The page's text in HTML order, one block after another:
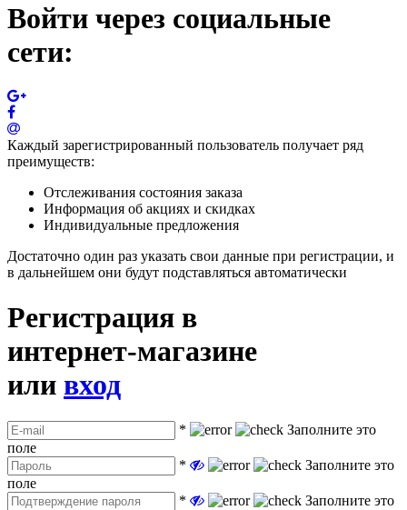
Войти через социальные
сети:
Каждый зарегистрированный пользователь получает ряд
преимуществ:
Отслеживания состояния заказа
Информация об акциях и скидках
Индивидуальные предложения
Достаточно один раз указать свои данные при регистрации, и
в дальнейшем они будут подставляться автоматически
Регистрация в
интернет-магазине
или вход
*
Заполните это
поле
*
Заполните это
поле
*
Заполните это